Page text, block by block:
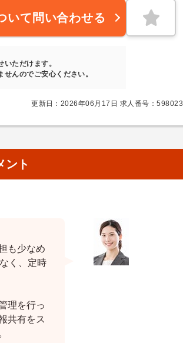
いて問い合わせる
ただけます。
んのでご安心ください。
更新日：2026年06月17日 求人番号：598023
ント
も少なめ
く、定時
理を行っ
共有をス